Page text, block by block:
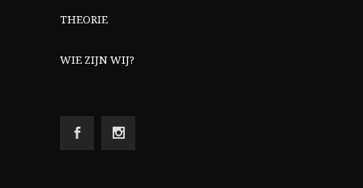
THEORIE
WIE ZIJN WIJ?